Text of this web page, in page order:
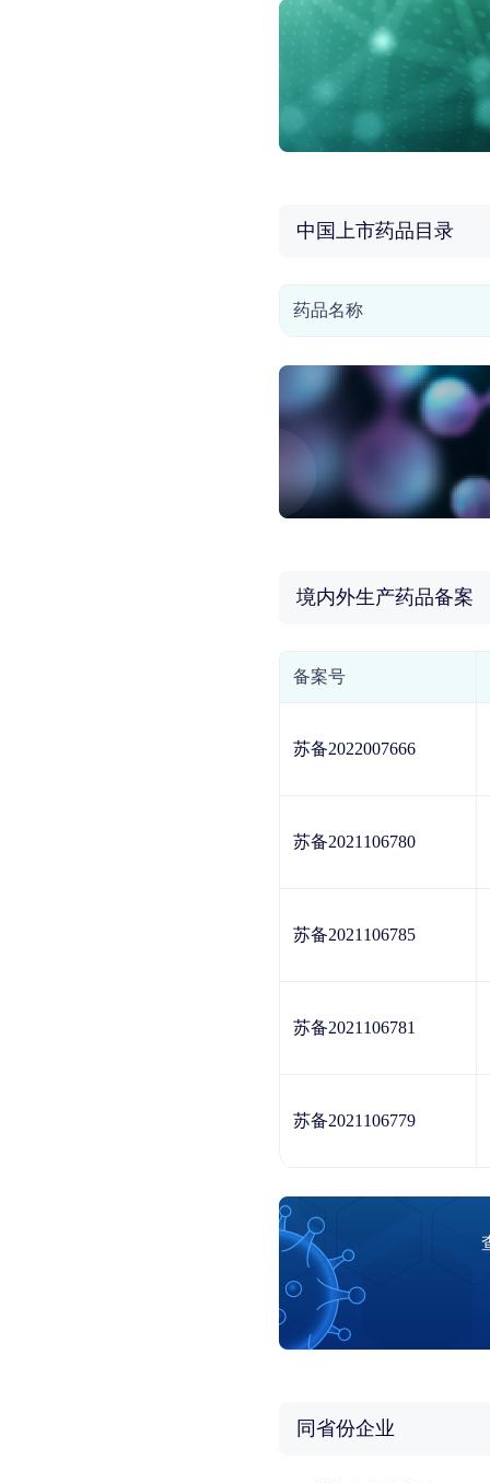
中国上市药品目录
药品名称
境内外生产药品备案
备案号
苏备2022007666
苏备2021106780
苏备2021106785
苏备2021106781
苏备2021106779
同省份企业